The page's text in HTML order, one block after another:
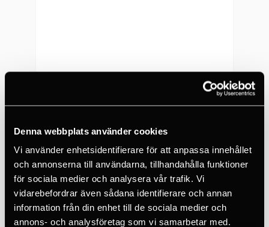
Denna webbplats använder cookies
Vi använder enhetsidentifierare för att anpassa innehållet
och annonserna till användarna, tillhandahålla funktioner
för sociala medier och analysera vår trafik. Vi
vidarebefordrar även sådana identifierare och annan
information från din enhet till de sociala medier och
annons- och analysföretag som vi samarbetar med.